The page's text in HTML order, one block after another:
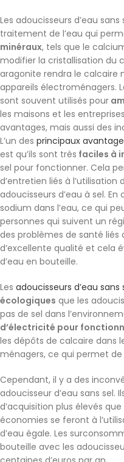
Les adoucisseurs d’eau
traitement de l’eau qui
minéraux, tels que le
modifier la cristallisation du
aragonite rendra le calcaire
appareils électroménagers.
sont souvent utilisés pour
les maisons et les
avantages, mais aussi des
L’un des principaux
est qu’ils sont très faciles à
sel pour fonctionner. Cela
d’entretien liés à
adoucisseurs d’eau à sel.
sodium dans l’eau, ce qui
personnes qui suivent un
des problèmes de santé liés
d’excellente qualité et cela
d’eau en bouteille.
Les adoucisseurs d’eau sans
écologiques que les
pas de sel dans
d’électricité pour
les dépôts de calcaire dans
ménagers, ce qui permet
Cependant, il y a des
adoucisseur d’eau sans sel.
d’acquisition plus élevés que
économies se feront à
d’eau égale. Les
bouteille avec les